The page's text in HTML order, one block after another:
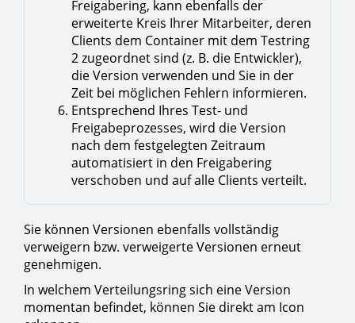
Freigabering, kann ebenfalls der
erweiterte Kreis Ihrer Mitarbeiter, deren
Clients dem Container mit dem Testring
2 zugeordnet sind (z. B. die Entwickler),
die Version verwenden und Sie in der
Zeit bei möglichen Fehlern informieren.
Entsprechend Ihres Test- und
Freigabeprozesses, wird die Version
nach dem festgelegten Zeitraum
automatisiert in den Freigabering
verschoben und auf alle Clients verteilt.
Sie können Versionen ebenfalls vollständig
verweigern bzw. verweigerte Versionen erneut
genehmigen.
In welchem Verteilungsring sich eine Version
momentan befindet, können Sie direkt am Icon